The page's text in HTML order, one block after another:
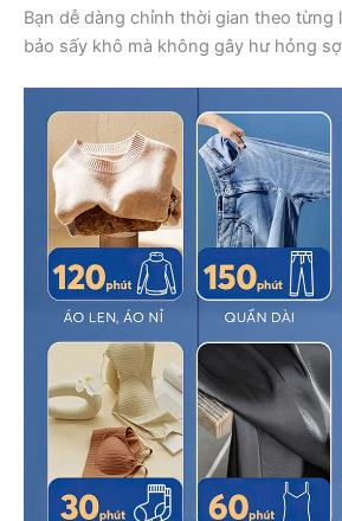
Bạn dễ dàng chỉnh thời gian theo từng
bảo sấy khô mà không gây hư hỏng